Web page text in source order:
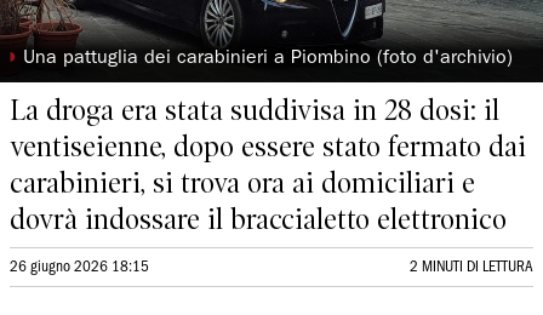
◗ Una pattuglia dei carabinieri a Piombino (foto d'archivio)
La droga era stata suddivisa in 28 dosi: il
ventiseienne, dopo essere stato fermato dai
carabinieri, si trova ora ai domiciliari e
dovrà indossare il braccialetto elettronico
26 giugno 2026 18:15 2 MINUTI DI LETTURA